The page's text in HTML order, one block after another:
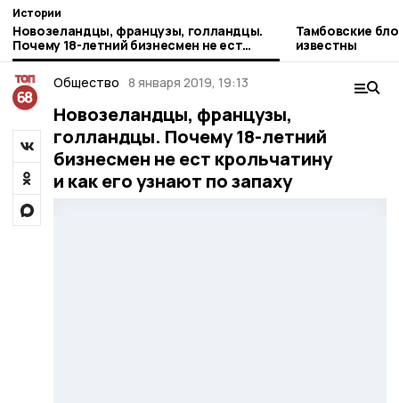
Истории
Новозеландцы, французы, голландцы.
Почему 18-летний бизнесмен не ест
крольчатину и как его узнают по запаху
Тамбовские
известны
Общество 8 января 2019, 19:13
Новозеландцы, французы,
голландцы. Почему 18-летний
бизнесмен не ест крольчатину
и как его узнают по запаху